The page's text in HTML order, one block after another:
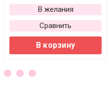
В желания
Сравнить
В корзину